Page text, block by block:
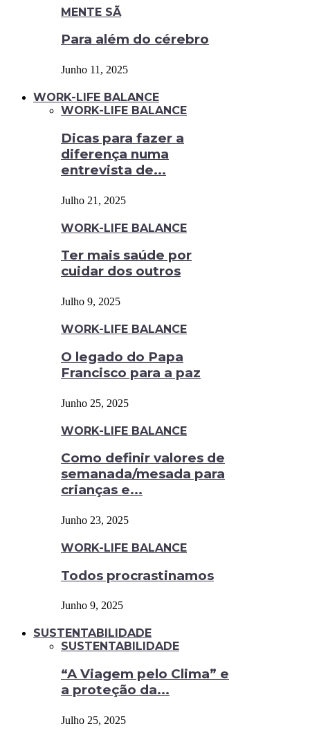
MENTE SÃ
Para além do cérebro
Junho 11, 2025
WORK-LIFE BALANCE
WORK-LIFE BALANCE
Dicas para fazer a
diferença numa
entrevista de...
Julho 21, 2025
WORK-LIFE BALANCE
Ter mais saúde por
cuidar dos outros
Julho 9, 2025
WORK-LIFE BALANCE
O legado do Papa
Francisco para a paz
Junho 25, 2025
WORK-LIFE BALANCE
Como definir valores de
semanada/mesada para
crianças e...
Junho 23, 2025
WORK-LIFE BALANCE
Todos procrastinamos
Junho 9, 2025
SUSTENTABILIDADE
SUSTENTABILIDADE
“A Viagem pelo Clima” e
a proteção da...
Julho 25, 2025